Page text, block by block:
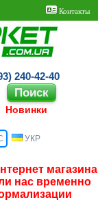
Контакты
240-42-40
Новинки
УКР
магазина
нас временно